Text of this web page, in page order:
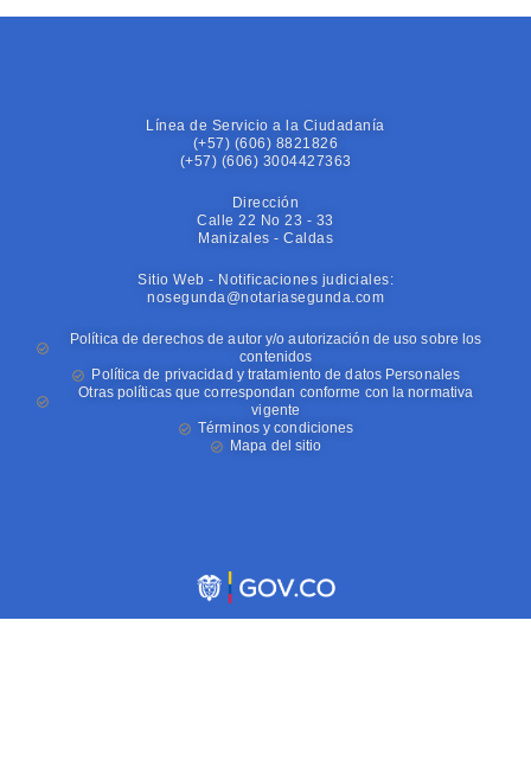
Línea de Servicio a la Ciudadanía
(+57) (606) 8821826
(+57) (606) 3004427363
Dirección
Calle 22 No 23 - 33
Manizales - Caldas
Sitio Web - Notificaciones judiciales:
nosegunda@notariasegunda.com
Política de derechos de autor y/o autorización de uso sobre los
contenidos
Política de privacidad y tratamiento de datos Personales
Otras políticas que correspondan conforme con la normativa
vigente
Términos y condiciones
Mapa del sitio